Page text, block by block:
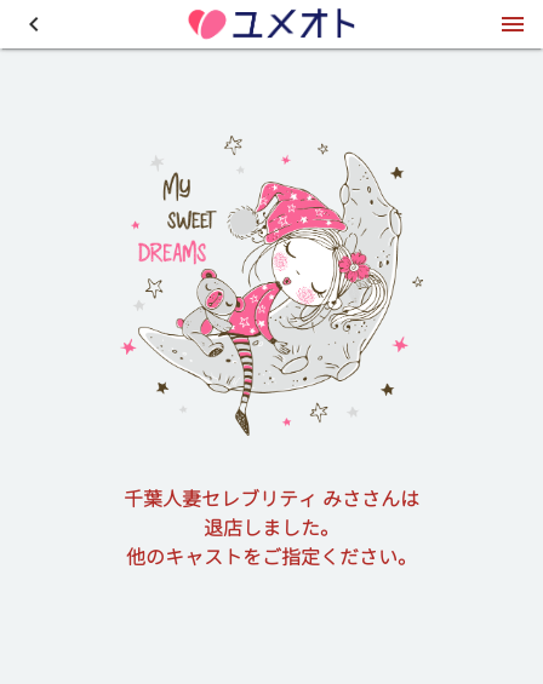
千葉人妻セレブリティ みささんは
退店しました。
他のキャストをご指定ください。